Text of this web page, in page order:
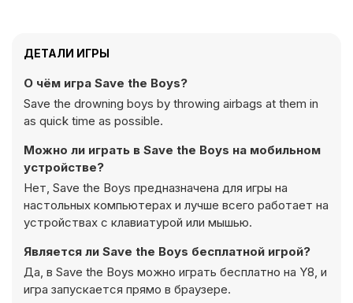
ДЕТАЛИ ИГРЫ
О чём игра Save the Boys?
Save the drowning boys by throwing airbags at them in
as quick time as possible.
Можно ли играть в Save the Boys на мобильном
устройстве?
Нет, Save the Boys предназначена для игры на
настольных компьютерах и лучше всего работает на
устройствах с клавиатурой или мышью.
Является ли Save the Boys бесплатной игрой?
Да, в Save the Boys можно играть бесплатно на Y8, и
игра запускается прямо в браузере.